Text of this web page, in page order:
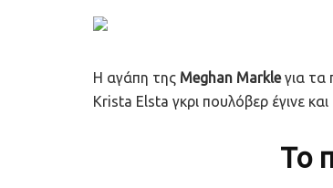
Η αγάπη της Meghan Markleγια τα
Krista Elsta γκρι πουλόβερ έγινε
Το